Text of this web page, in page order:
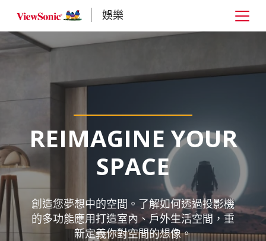
娛樂
REIMAGINE YOUR
SPACE
創造您夢想中的空間。了解如何透過投影機
的多功能應用打造室內、戶外生活空間，重
新定義你對空間的想像。
REIMAGINE YOUR
SPACE
創造您夢想中的空間。了解如何透過投影機
的多功能應用打造室內、戶外生活空間，重
新定義你對空間的想像。